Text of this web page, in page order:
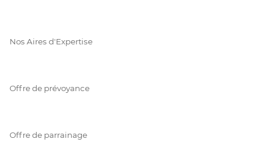
Nos Aires d'Expertise
Offre de prévoyance
Offre de parrainage